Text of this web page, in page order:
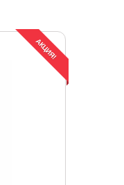
АКЦИЯ!